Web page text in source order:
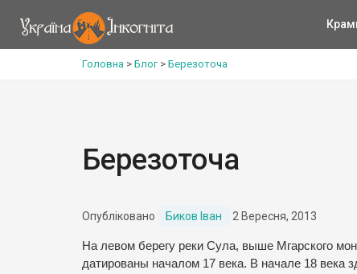
Головна > Блог> Березоточа
Березоточа
Опубліковано Биков Іван 2 Вересня, 2013
На левом берегу реки Сула, выше Мгарского
датированы началом 17 века. В начале 18 века